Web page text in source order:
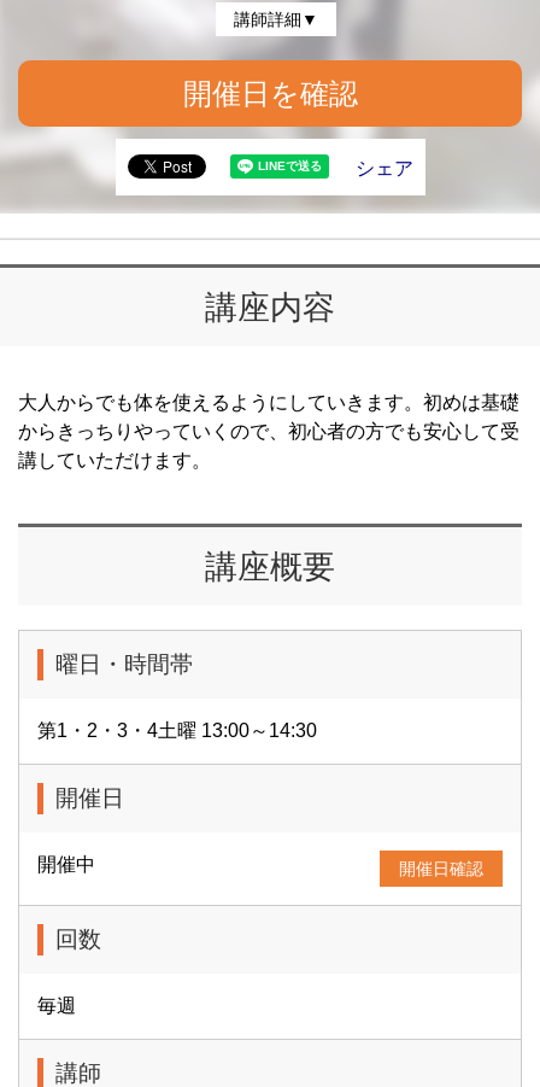
講師詳細▼
開催日を確認
シェア
講座内容
大人からでも体を使えるようにしていきます。初めは基礎
からきっちりやっていくので、初心者の方でも安心して受
講していただけます。
講座概要
曜日・時間帯
第1・2・3・4土曜 13:00～14:30
開催日
開催中 開催日確認
回数
毎週
講師